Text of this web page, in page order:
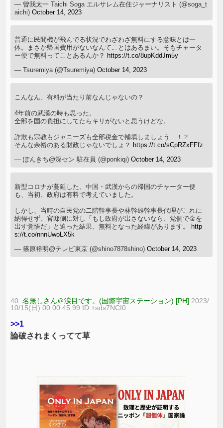
— 曽我太一 Taichi Soga エルサレム在住ジャーナリスト (@soga_t
aichi)October 14, 2023
普通に民間機が飛んでる状況でわざわざ無料にする意味とは一
体。まさか帰国費用がないなんてことはあるまい。そもチャータ
ー便で無料ってことあるんか？ https://t.co/8upKddJm5y
— Tsuremiya (@Tsuremiya)October 14, 2023
こんなん、有料が当たり前なんじゃないの？
4年前の武漢の時も思った。
全部を国の負担にしてたらキリがないと思うけどな。
詐欺も宗教もジャニーズも全部税金で補填しましょう…！？
そんな余裕のある財政じゃないでしょ？ https://t.co/sCpRZxFFfz
— ぽんきち@深セン 駐在員 (@ponkiqi)October 14, 2023
新型コロナが蔓延した、中国・武漢からの帰国のチャーター便
も、当初、政府は有料で考えていました。
しかし、当時の自民党の二階幹事長や林幹雄幹事長代理がこれに
納得せず、官邸側に対し「もし政府が出さないなら、党側で金を
出す覚悟だ」と迫った結果、無料となった経緯があります。
http
s://t.co/nnnUwoLX5k
— 篠原裕明@テレビ東京 (@shino7878shino)October 14, 2023
40:名無しさん＠涙目です。(国際宇宙ステーション) [PH] 2023/
10/15(日) 00:00:45.99 ID:+sds7NCI0
>>1
論破されまくってて草